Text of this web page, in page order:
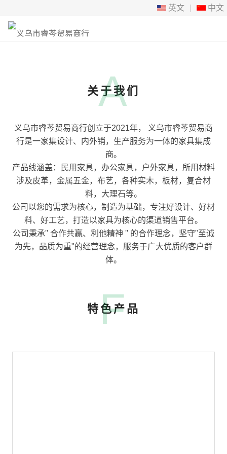
英文 中文
关于我们
A
义乌市睿芩贸易商行创立于2021年， 义乌市睿芩贸易商
行是一家集设计、内外销，生产服务为一体的家具集成
商。
产品线涵盖：民用家具，办公家具，户外家具，所用材料
涉及皮革，金属五金，布艺，各种实木，板材，复合材
料，大理石等。
公司以您的需求为核心，制造为基础，专注好设计、好材
料、好工艺，打造以家具为核心的渠道销售平台。
公司秉承'' 合作共赢、利他精神 '' 的合作理念，坚守"至诚
为先，品质为重"的经营理念，服务于广大优质的客户群
体。
特色产品
F